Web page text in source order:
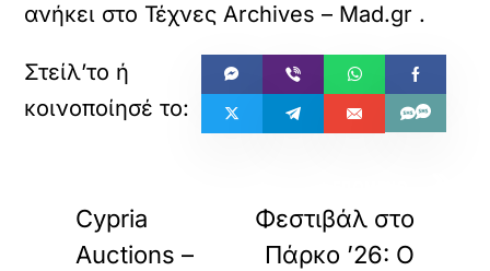
ανήκει στο Τέχνες Archives – Mad.gr .
Cypria
Auctions –
Φεστιβάλ στο
Πάρκο ’26: Ο